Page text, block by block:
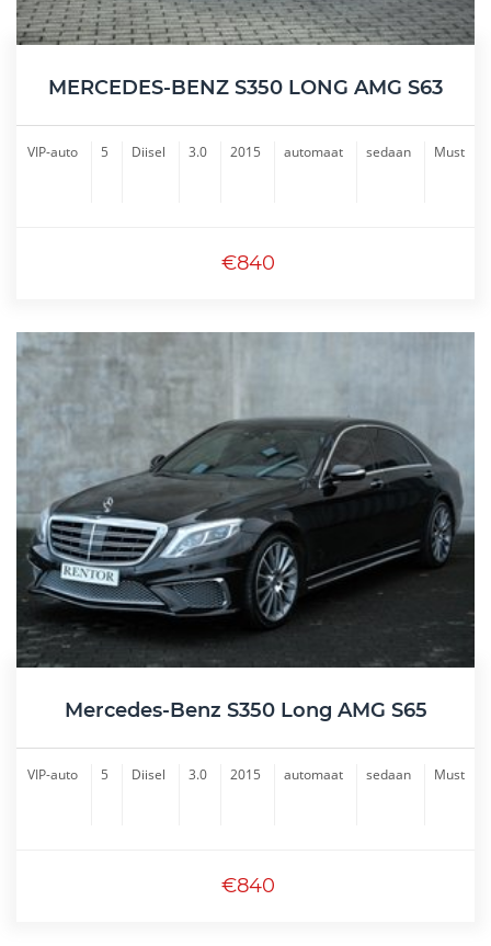
MERCEDES-BENZ S350 LONG AMG S63
VIP-auto 5 Diisel 3.0 2015 automaat sedaan Must
€840
Mercedes-Benz S350 Long AMG S65
VIP-auto 5 Diisel 3.0 2015 automaat sedaan Must
€840